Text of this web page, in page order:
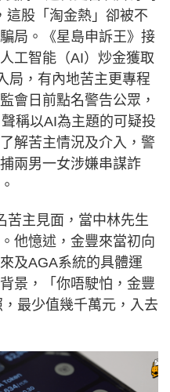
這股「淘金熱」卻被不
局。《星島申訴王》接
工智能（AI）炒金獲取
局，有內地苦主更專程
會日前點名警告公眾，
稱以AI為主題的可疑投
解苦主情況及介入，警
兩男一女涉嫌串謀詐
苦主見面，當中林先生
他憶述，金豐來當初向
及AGA系統的具體運
景，「你唔駛怕，金豐
最少值幾千萬元，入去